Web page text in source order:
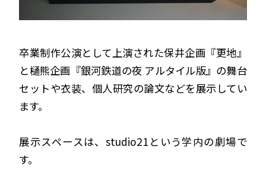
卒業制作公演として上演された保井企画『更地』
と樋熊企画『銀河鉄道の夜 アルタイル版』の舞台
セットや衣装、個人研究の論文などを展示してい
ます。
展示スペースは、studio21という学内の劇場で
す。